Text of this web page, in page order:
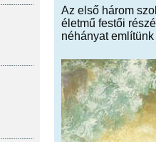
Az első három
életmű festői
néhányat említünk